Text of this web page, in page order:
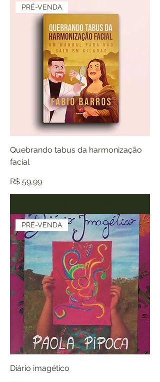
PRÉ-VENDA
Quebrando tabus da harmonização
facial
Preço
R$ 59,99
PRÉ-VENDA
Diário imagético